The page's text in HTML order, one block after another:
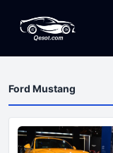
Ford Mustang